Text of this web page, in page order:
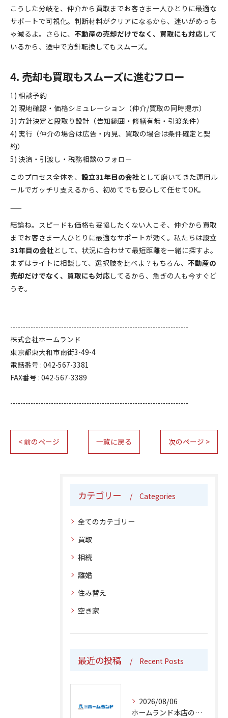
こうした分岐を、仲介から買取までお客さま一人ひとりに最適な
サポートで可視化。判断材料がクリアになるから、迷いがめっち
ゃ減るよ。さらに、 不動産の売却だけでなく、買取にも対応して
いるから、途中で方針転換してもスムーズ。
4. 売却も買取もスムーズに進むフロー
1) 相談予約
2) 現地確認・価格シミュレーション（仲介/買取の同時提示）
3) 方針決定と段取り設計（告知範囲・修繕有無・引渡条件）
4) 実行（仲介の場合は広告・内見、買取の場合は条件確定と契
約）
5) 決済・引渡し・税務相談のフォロー
このプロセス全体を、 設立31年目の会社として磨いてきた運用ル
ールでガッチリ支えるから、初めてでも安心して任せてOK。
——
結論ね。スピードも価格も妥協したくない人こそ、仲介から買取
までお客さま一人ひとりに最適なサポートが効く。私たちは設立
31年目の会社として、状況に合わせて最短距離を一緒に探すよ。
まずはライトに相談して、選択肢を比べよ？もちろん、 不動産の
売却だけでなく、買取にも対応してるから、急ぎの人も今すぐど
うぞ。
----------------------------------------------------------------------
株式会社ホームランド
東京都東大和市南街3-49-4
電話番号 : 042-567-3381
FAX番号 : 042-567-3389
----------------------------------------------------------------------
< 前のページ 一覧に戻る 次のページ >
カテゴリー Categories
全てのカテゴリー
買取
相続
離婚
住み替え
空き家
最近の投稿 Recent Posts
2026/08/06
ホームランド本店の売却相談は仲介から買取まで